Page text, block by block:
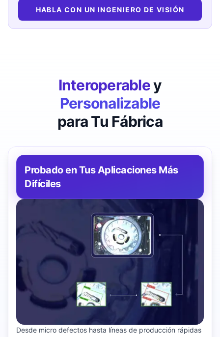
HABLA CON UN INGENIERO DE VISIÓN
Interoperabley
Personalizable
para Tu Fábrica
Probado en Tus Aplicaciones Más
Difíciles
Desde micro defectos hasta líneas de producción rápidas